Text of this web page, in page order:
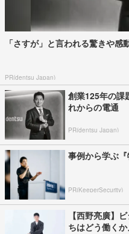
「さすが」と言われる驚きや
PR(dentsu Japan)
創業125年の課
れからの電通
PR(dentsu Japan)
事例から学ぶ『
PR(KeeperSecurity)
【西野亮廣】
ちはどう働くか